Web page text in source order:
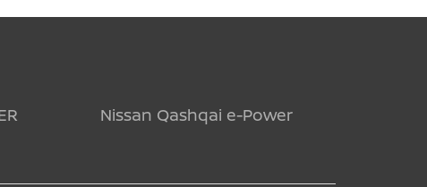
Nissan Qashqai e-Power